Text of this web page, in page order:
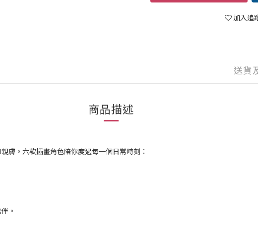
加入追
送貨
商品描述
。六款插畫角色陪你度過每一個日常時刻：
。